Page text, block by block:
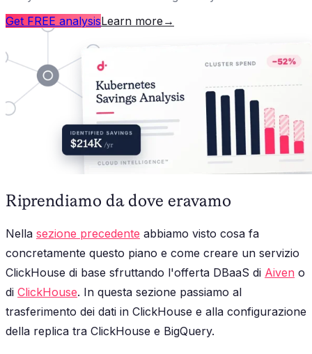
Get FREE analysisLearn more →
Riprendiamo da dove eravamo
Nella sezione precedente abbiamo visto cosa fa
concretamente questo piano e come creare un servizio
ClickHouse di base sfruttando l'offerta DBaaS di Aiven o
di ClickHouse. In questa sezione passiamo al
trasferimento dei dati in ClickHouse e alla configurazione
della replica tra ClickHouse e BigQuery.